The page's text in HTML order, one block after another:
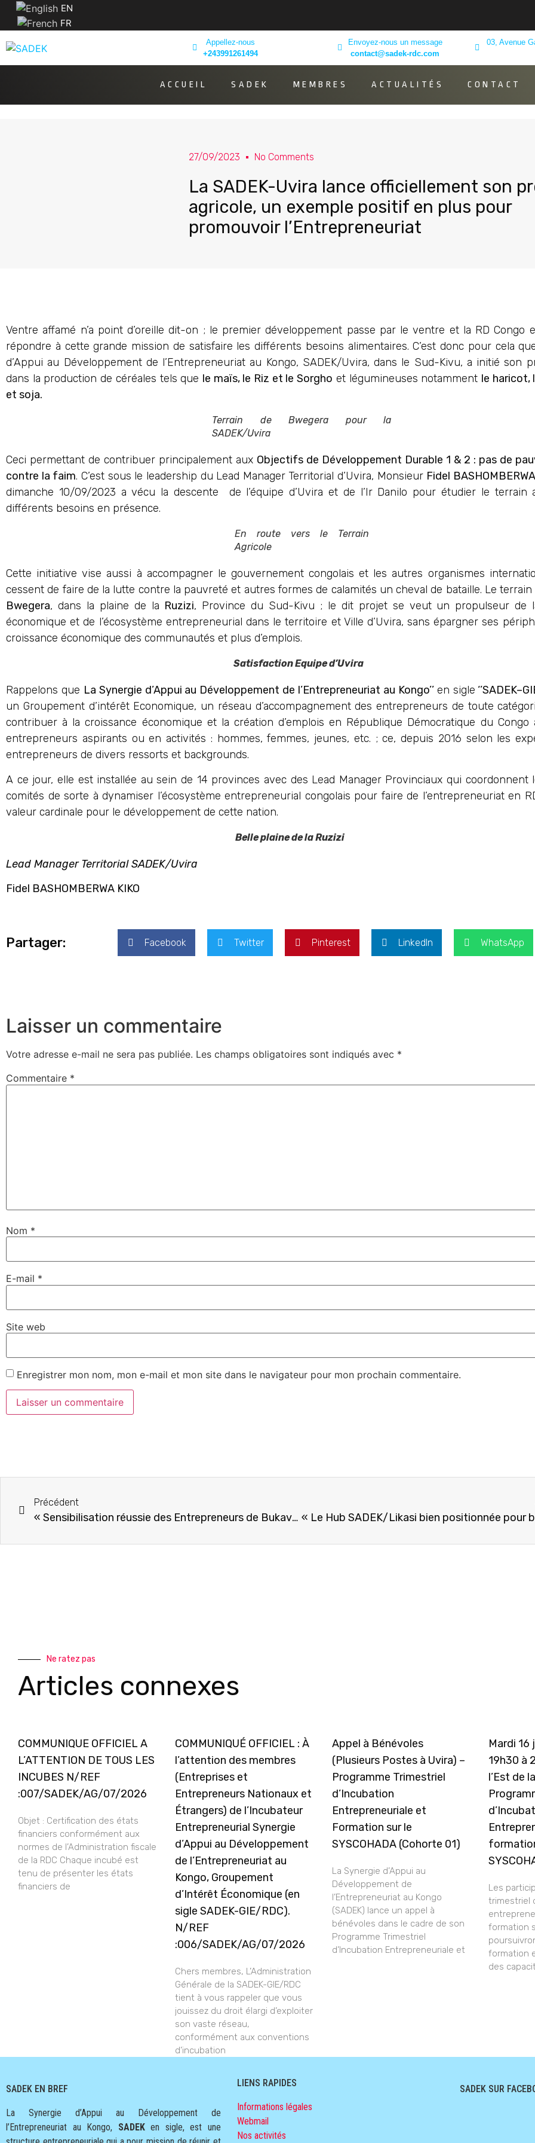
EN
FR
Appellez-nous
+243991261494
Envoyez-nous un message
contact@sadek-rdc.com
03, Avenue
ACCUEIL SADEK MEMBRES ACTUALITÉS CONTACT
27/09/2023 No Comments
La SADEK-Uvira lance officiellement son
agricole, un exemple positif en plus pour
promouvoir l’Entrepreneuriat
Ventre affamé n’a point d’oreille dit-on ; le premier développement passe par le ventre et la RD Congo
répondre à cette grande mission de satisfaire les différents besoins alimentaires. C’est donc pour cela
d’Appui au Développement de l’Entrepreneuriat au Kongo, SADEK/Uvira, dans le Sud-Kivu, a initié son
dans la production de céréales tels que le maïs, le Riz et le Sorgho et légumineuses notamment le haricot,
et soja.
Terrain de Bwegera pour la
SADEK/Uvira
Ceci permettant de contribuer principalement aux Objectifs de Développement Durable 1 & 2 : pas de
contre la faim. C’est sous le leadership du Lead Manager Territorial d’Uvira, Monsieur Fidel
dimanche 10/09/2023 a vécu la descente de l’équipe d’Uvira et de l’Ir Danilo pour étudier le terrain
différents besoins en présence.
En route vers le Terrain
Agricole
Cette initiative vise aussi à accompagner le gouvernement congolais et les autres organismes
cessent de faire de la lutte contre la pauvreté et autres formes de calamités un cheval de bataille. Le terrain
Bwegera, dans la plaine de la Ruzizi, Province du Sud-Kivu ; le dit projet se veut un propulseur de
économique et de l’écosystème entrepreneurial dans le territoire et Ville d’Uvira, sans épargner ses
croissance économique des communautés et plus d’emplois.
Satisfaction Equipe d’Uvira
Rappelons que La Synergie d’Appui au Développement de l’Entrepreneuriat au Kongo’’ en sigle
un Groupement d’intérêt Economique, un réseau d’accompagnement des entrepreneurs de toute
contribuer à la croissance économique et la création d’emplois en République Démocratique du Congo
entrepreneurs aspirants ou en activités : hommes, femmes, jeunes, etc. ; ce, depuis 2016 selon les
entrepreneurs de divers ressorts et backgrounds.
A ce jour, elle est installée au sein de 14 provinces avec des Lead Manager Provinciaux qui coordonnent
comités de sorte à dynamiser l’écosystème entrepreneurial congolais pour faire de l’entrepreneuriat en
valeur cardinale pour le développement de cette nation.
Belle plaine de la Ruzizi
Lead Manager Territorial SADEK/Uvira
Fidel BASHOMBERWA KIKO
Partager: Facebook Twitter Pinterest LinkedIn WhatsApp
Laisser un commentaire
Votre adresse e-mail ne sera pas publiée. Les champs obligatoires sont indiqués avec *
Commentaire *
Nom *
E-mail *
Site web
Enregistrer mon nom, mon e-mail et mon site dans le navigateur pour mon prochain commentaire.
Précédent
« Sensibilisation réussie des Entrepreneurs de Bukavu sur le Projet TRANSFORME avec la SADEK/Sud-Kivu »
Ne ratez pas
Articles connexes
COMMUNIQUE OFFICIEL A
L’ATTENTION DE TOUS LES
INCUBES N/REF
:007/SADEK/AG/07/2026
Objet : Certification des états
financiers conformément aux
normes de l’Administration fiscale
de la RDC Chaque incubé est
tenu de présenter les états
financiers de
COMMUNIQUÉ OFFICIEL : À
l’attention des membres
(Entreprises et
Entrepreneurs Nationaux et
Étrangers) de l’Incubateur
Entrepreneurial Synergie
d’Appui au Développement
de l’Entrepreneuriat au
Kongo, Groupement
d’Intérêt Économique (en
sigle SADEK-GIE/RDC).
N/REF
:006/SADEK/AG/07/2026
Chers membres, L’Administration
Générale de la SADEK-GIE/RDC
tient à vous rappeler que vous
jouissez du droit élargi d’exploiter
son vaste réseau,
conformément aux conventions
d’incubation
Appel à Bénévoles
(Plusieurs Postes à Uvira) –
Programme Trimestriel
d’Incubation
Entrepreneuriale et
Formation sur le
SYSCOHADA (Cohorte 01)
La Synergie d’Appui au
Développement de
l’Entrepreneuriat au Kongo
(SADEK) lance un appel à
bénévoles dans le cadre de son
Programme Trimestriel
d’Incubation Entrepreneuriale et
Mardi 16
19h30 à
l’Est de
Les
trimestriel
formation
formation
des
SADEK EN BREF
La Synergie d’Appui au Développement de
l’Entrepreneuriat au Kongo, SADEKen sigle, est une
LIENS RAPIDES
Informations légales
Webmail
Nos activités
SADEK SUR